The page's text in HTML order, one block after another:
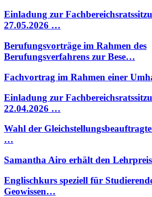
Einladung zur
27.05.2026 …
Berufungsvorträge im Rahmen des
Berufungsverfahrens zur Bese…
Fachvortrag im Rahmen einer
Einladung zur
22.04.2026 …
Wahl der
…
Samantha Airo erhält den
Englischkurs speziell für
Geowissen…